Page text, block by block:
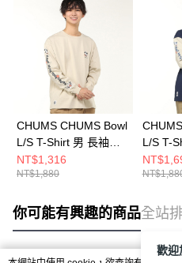
CHUMS CHUMS Bowl
L/S T-Shirt 男 長袖上
衣 米灰色
CH012514G057
NT$1,316
NT$1,880
L/S T-
衣
你可能有興趣的商品全站
歡